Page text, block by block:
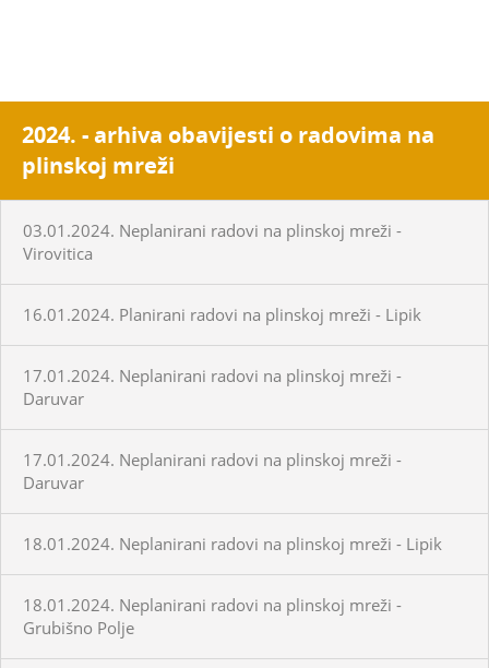
2024. - arhiva obavijesti o radovima na
plinskoj mreži
03.01.2024. Neplanirani radovi na plinskoj mreži -
Virovitica
16.01.2024. Planirani radovi na plinskoj mreži - Lipik
17.01.2024. Neplanirani radovi na plinskoj mreži -
Daruvar
17.01.2024. Neplanirani radovi na plinskoj mreži -
Daruvar
18.01.2024. Neplanirani radovi na plinskoj mreži - Lipik
18.01.2024. Neplanirani radovi na plinskoj mreži -
Grubišno Polje